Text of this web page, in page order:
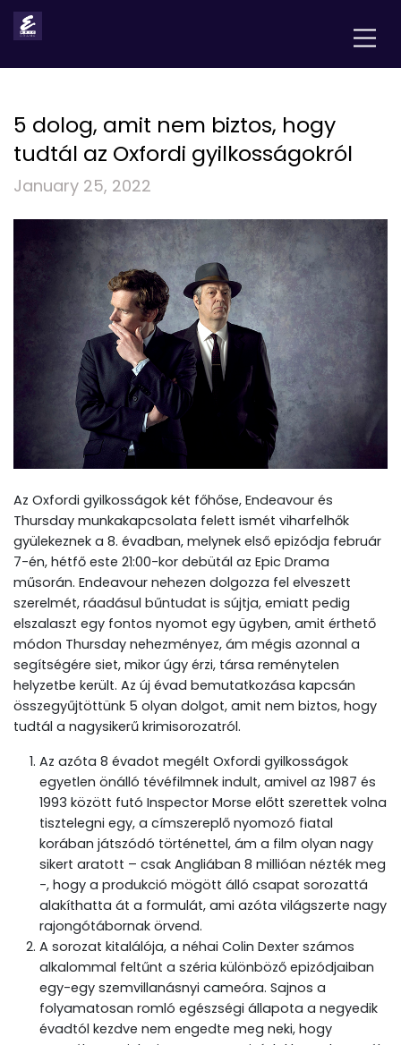
5 dolog, amit nem biztos, hogy
tudtál az Oxfordi gyilkosságokról
January 25, 2022
Az Oxfordi gyilkosságok két főhőse, Endeavour és
Thursday munkakapcsolata felett ismét viharfelhők
gyülekeznek a 8. évadban, melynek első epizódja február
7-én, hétfő este 21:00-kor debütál az Epic Drama
műsorán. Endeavour nehezen dolgozza fel elveszett
szerelmét, ráadásul bűntudat is sújtja, emiatt pedig
elszalaszt egy fontos nyomot egy ügyben, amit érthető
módon Thursday nehezményez, ám mégis azonnal a
segítségére siet, mikor úgy érzi, társa reménytelen
helyzetbe került. Az új évad bemutatkozása kapcsán
összegyűjtöttünk 5 olyan dolgot, amit nem biztos, hogy
tudtál a nagysikerű krimisorozatról.
Az azóta 8 évadot megélt Oxfordi gyilkosságok
egyetlen önálló tévéfilmnek indult, amivel az 1987 és
1993 között futó Inspector Morse előtt szerettek volna
tisztelegni egy, a címszereplő nyomozó fiatal
korában játszódó történettel, ám a film olyan nagy
sikert aratott – csak Angliában 8 millióan nézték meg
-, hogy a produkció mögött álló csapat sorozattá
alakíthatta át a formulát, ami azóta világszerte nagy
rajongótábornak örvend.
A sorozat kitalálója, a néhai Colin Dexter számos
alkalommal feltűnt a széria különböző epizódjaiban
egy-egy szemvillanásnyi cameóra. Sajnos a
folyamatosan romló egészségi állapota a negyedik
évadtól kezdve nem engedte meg neki, hogy